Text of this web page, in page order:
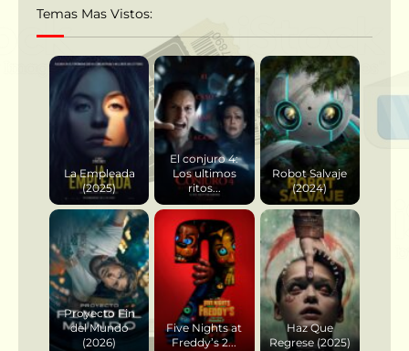
Temas Mas Vistos:
La Empleada
(2025)
El conjuro 4:
Los ultimos
ritos...
Robot Salvaje
(2024)
Proyecto Fin
del Mundo
(2026)
Five Nights at
Freddy’s 2...
Haz Que
Regrese (2025)